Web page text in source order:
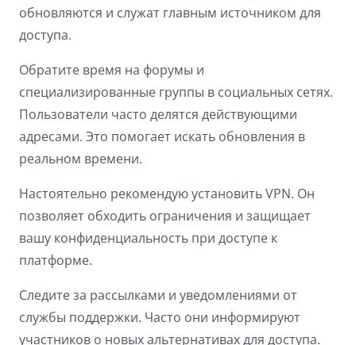
обновляются и служат главным источником для
доступа.
Обратите время на форумы и
специализированные группы в социальных сетях.
Пользователи часто делятся действующими
адресами. Это помогает искать обновления в
реальном времени.
Настоятельно рекомендую установить VPN. Он
позволяет обходить ограничения и защищает
вашу конфиденциальность при доступе к
платформе.
Следите за рассылками и уведомлениями от
службы поддержки. Часто они информируют
участников о новых альтернативах для доступа.